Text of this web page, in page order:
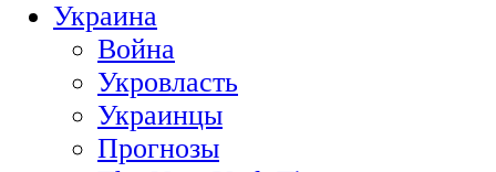
Украина
Война
Укровласть
Украинцы
Прогнозы